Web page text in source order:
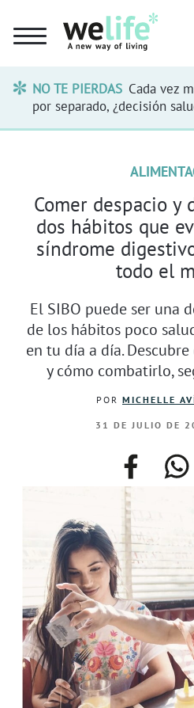
NO TE PIERDAS Cada vez
por separado, ¿decisión
Comer despacio y
dos hábitos que
síndrome
todo el
El SIBO puede ser una
de los hábitos poco
en tu día a día.
y cómo combatirlo,
POR MICHELLE
31 DE JULIO DE
facebook